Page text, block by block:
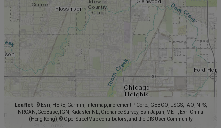
Leaflet
© Esri, HERE, Garmin, Intermap, increment P Corp., GEBCO, USGS, FAO, NPS,
NRCAN, GeoBase, IGN, Kadaster NL, Ordnance Survey, Esri Japan, METI, Esri China
(Hong Kong), © OpenStreetMap contributors, and the GIS User Community